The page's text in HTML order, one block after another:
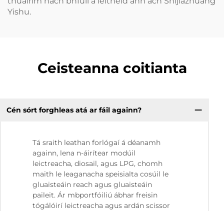
Yishu.
Ceisteanna coitianta
Cén sórt forghleas atá ar fáil againn?
Tá sraith leathan forlógaí á déanamh
againn, lena n-áirítear modúil
leictreacha, diosail, agus LPG, chomh
maith le leaganacha speisialta cosúil le
gluaisteáin reach agus gluaisteáin
paileit. Ár mbportfóiliú ábhar freisin
tógálóirí leictreacha agus ardán scissor